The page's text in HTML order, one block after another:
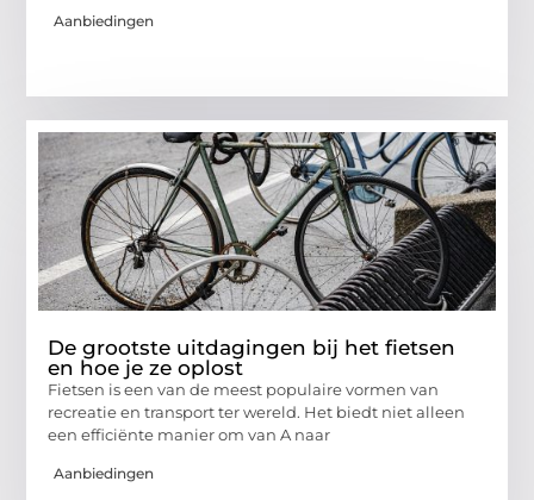
Aanbiedingen
De grootste uitdagingen bij het fietsen
en hoe je ze oplost
Fietsen is een van de meest populaire vormen van
recreatie en transport ter wereld. Het biedt niet alleen
een efficiënte manier om van A naar
Aanbiedingen